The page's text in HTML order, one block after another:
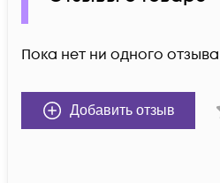
Пока нет ни одного отзыва
Добавить отзыв